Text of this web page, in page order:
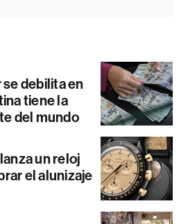
debilita en
tiene la
del mundo
un reloj
el alunizaje